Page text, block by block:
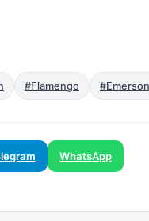
#Flamengo
WhatsApp